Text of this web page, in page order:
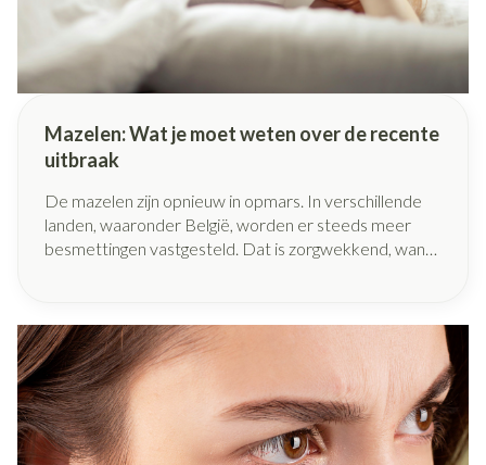
Mazelen: Wat je moet weten over de recente
uitbraak
De mazelen zijn opnieuw in opmars. In verschillende
landen, waaronder België, worden er steeds meer
besmettingen vastgesteld. Dat is zorgwekkend, want
wat mazelen zijn, hoe je ze krijgt, wie risico loopt en
waarom bescherming belangrijk blijft.